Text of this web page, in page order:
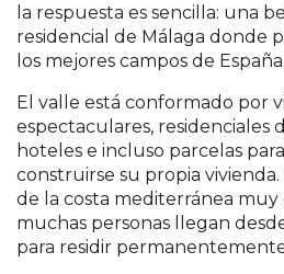
la respuesta es sencilla: una
residencial de Málaga donde
los mejores campos de España.
El valle está conformado por
espectaculares, residenciales
hoteles e incluso parcelas
construirse su propia
de la costa mediterránea muy
muchas personas llegan
para residir